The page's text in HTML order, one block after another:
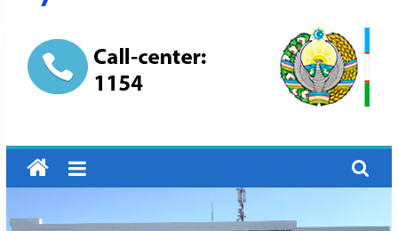
“Buxoro
hududiy
elektr
tarmoqlari